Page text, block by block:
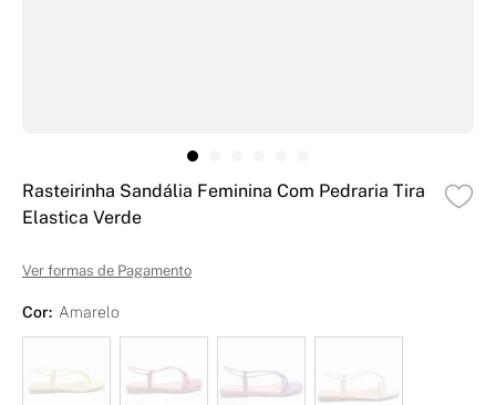
Rasteirinha Sandália Feminina Com Pedraria Tira
Elastica Verde
Ver formas de Pagamento
Cor: Amarelo